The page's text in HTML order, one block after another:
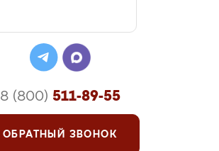
8 (800) 511-89-55
ОБРАТНЫЙ ЗВОНОК